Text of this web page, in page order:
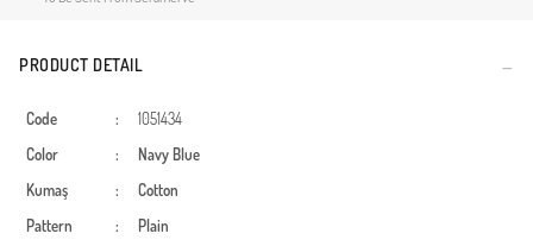
PRODUCT DETAIL
Code :
1051434
Color
:
Navy Blue
Kumaş
:
Cotton
Pattern
:
Plain